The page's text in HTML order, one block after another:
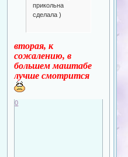
прикольна
сделала )
вторая, к
сожалению, в
большем маштабе
лучше смотрится
0